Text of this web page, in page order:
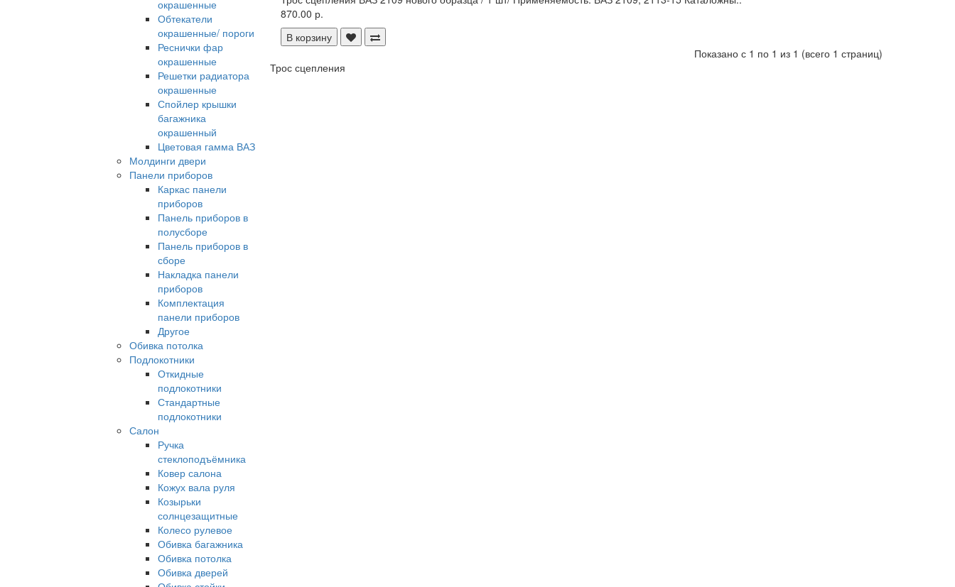
окрашенные
Обтекатели
окрашенные/ пороги
Реснички фар
окрашенные
Решетки радиатора
окрашенные
Спойлер крышки
багажника
окрашенный
Цветовая гамма ВАЗ
Молдинги двери
Панели приборов
Каркас панели
приборов
Панель приборов в
полусборе
Панель приборов в
сборе
Накладка панели
приборов
Комплектация
панели приборов
Другое
Обивка потолка
Подлокотники
Откидные
подлокотники
Стандартные
подлокотники
Салон
Ручка
стеклоподъёмника
Ковер салона
Кожух вала руля
Козырьки
солнцезащитные
Колесо рулевое
Обивка багажника
Обивка потолка
Обивка дверей
870.00 р.
В корзину
Показано с 1 по 1 из 1 (всего 1 страниц)
Трос сцепления